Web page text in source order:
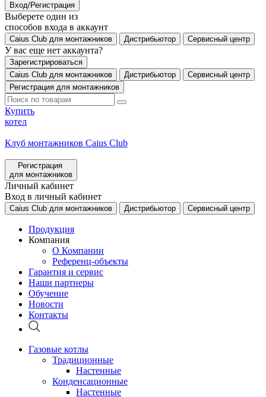
Вход/Регистрация
Выберете один из
способов входа в аккаунт
Caius Club для монтажников Дистрибьютор Сервисный центр
У вас еще нет аккаунта?
Зарегистрироваться
Caius Club для монтажников
Дистрибьютор
Сервисный центр
Регистрация для монтажников
Купить
котел
Клуб монтажников Caius Club
Регистрация
для монтажников
Личный кабинет
Вход в личный кабинет
Caius Club для монтажников Дистрибьютор Сервисный центр
Продукция
Компания
О Компании
Референц-объекты
Гарантия и сервис
Наши партнеры
Обучение
Новости
Контакты
Газовые котлы
Традиционные
Настенные
Конденсационные
Настенные